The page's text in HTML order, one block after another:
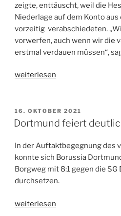
zeigte, enttäuscht, weil die
Niederlage auf dem Konto
vorzeitig verabschiedeten.
vorwerfen, auch wenn wir die
erstmal verdauen müssen“,
„Nach
St.
Pauli:
fast
chancenlos
auf
den
weiterlesen
VERÖFFENTLICHT
AM
16. OKTOBER 2021
Dortmund feiert
In der Auftaktbegegnung des
konnte sich Borussia
Borgweg mit 8:1 gegen die
durchsetzen.
„Dortmund
weiterlesen